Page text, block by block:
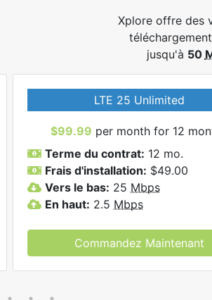
Xplore offre des
jusqu'à 50
LTE 25 Unlimited
$99.99 per month for 12
Terme du contrat: 12 mo.
Frais d'installation: $49.00
Vers le bas: 25 Mbps
En haut: 2.5 Mbps
Commandez Maintenant